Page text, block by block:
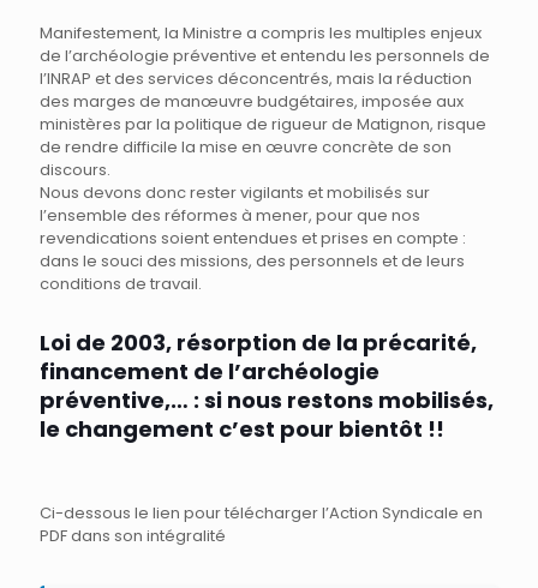
Manifestement, la Ministre a compris les multiples enjeux
de l’archéologie préventive et entendu les personnels de
l’INRAP et des services déconcentrés, mais la réduction
des marges de manœuvre budgétaires, imposée aux
ministères par la politique de rigueur de Matignon, risque
de rendre difficile la mise en œuvre concrète de son
discours.
Nous devons donc rester vigilants et mobilisés sur
l’ensemble des réformes à mener, pour que nos
revendications soient entendues et prises en compte :
dans le souci des missions, des personnels et de leurs
conditions de travail.
Loi de 2003, résorption de la précarité,
financement de l’archéologie
préventive,… : si nous restons mobilisés,
le changement c’est pour bientôt !!
Ci-dessous le lien pour télécharger l’Action Syndicale en
PDF dans son intégralité